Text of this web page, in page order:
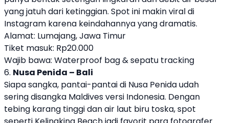
yang jatuh dari ketinggian. Spot ini makin viral di
Instagram karena keindahannya yang dramatis.
Alamat: Lumajang, Jawa Timur
Tiket masuk: Rp20.000
Wajib bawa: Waterproof bag & sepatu tracking
6. Nusa Penida – Bali
Siapa sangka, pantai-pantai di Nusa Penida udah
sering disangka Maldives versi Indonesia. Dengan
tebing karang tinggi dan air laut biru toska, spot